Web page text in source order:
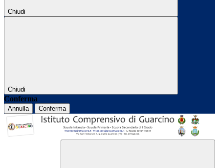
Chiudi
Chiudi
Conferma
Annulla Conferma